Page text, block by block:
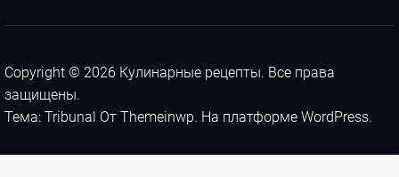
Copyright © 2026 Кулинарные рецепты. Все права
защищены.
Тема: Tribunal От Themeinwp. На платформе WordPress.